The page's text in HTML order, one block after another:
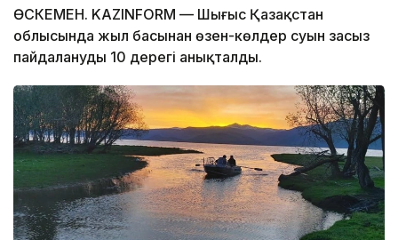
ӨСКЕМЕН. KAZINFORM — Шығыс Қазақстан
облысында жыл басынан өзен-көлдер суын заңсыз
пайдаланудың 10 дерегі анықталды.